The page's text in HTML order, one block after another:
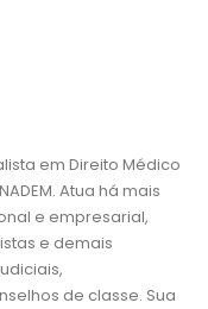
em Direito Médico
Atua há mais
e empresarial,
e demais
de classe. Sua